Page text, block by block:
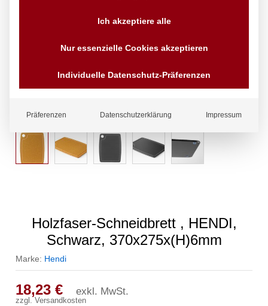
Holzfaser-Schneidbrett , HENDI,
Schwarz, 370x275x(H)6mm
Marke: Hendi
18,23€ exkl. MwSt.
zzgl.Versandkosten
Ich akzeptiere alle
Nur essenzielle Cookies akzeptieren
Individuelle Datenschutz-Präferenzen
Präferenzen Datenschutzerklärung Impressum